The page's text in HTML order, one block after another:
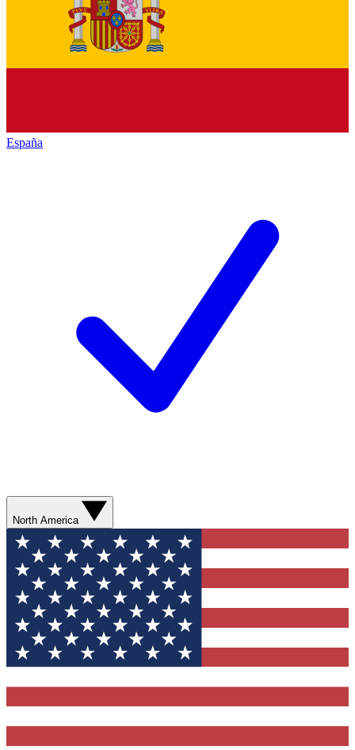
España
North America